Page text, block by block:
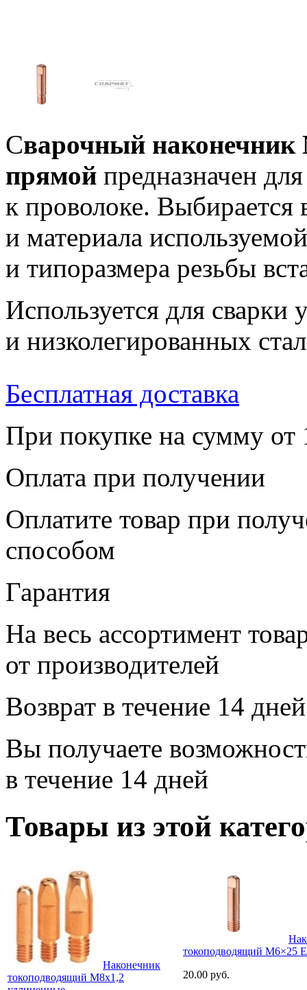
Сварочный наконечник
прямой предназначен
к проволоке. Выбирается
и материала
и типоразмера резьбы
Используется для сварки
и низколегированных
Бесплатная доставка
При покупке на сумму от
Оплата при получении
Оплатите товар при
способом
Гарантия
На весь ассортимент
от производителей
Возврат в течение 14 дней
Вы получаете
в течение 14 дней
Товары из этой
Наконечник
токоподводящий М8х1,2
токоподводящий M6×25
20.00 руб.